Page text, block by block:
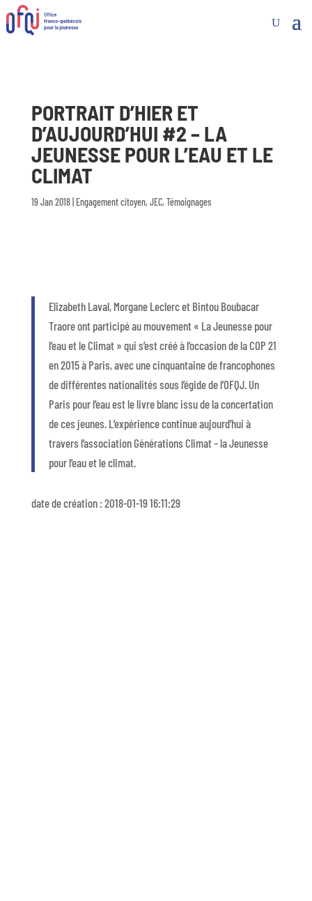
PORTRAIT D’HIER ET
D’AUJOURD’HUI #2 – LA
JEUNESSE POUR L’EAU ET LE
CLIMAT
19 Jan 2018| Engagement citoyen, JEC, Témoignages
Elizabeth Laval, Morgane Leclerc et Bintou Boubacar
Traore ont participé au mouvement « La Jeunesse pour
l’eau et le Climat » qui s’est créé à l’occasion de la COP 21
en 2015 à Paris, avec une cinquantaine de francophones
de différentes nationalités sous l’égide de l’OFQJ. Un
Paris pour l’eau est le livre blanc issu de la concertation
de ces jeunes. L’expérience continue aujourd’hui à
travers l’association Générations Climat – la Jeunesse
pour l’eau et le climat.
date de création : 2018-01-19 16:11:29